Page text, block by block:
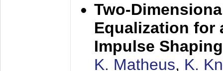
Two-
Equalization for
Impulse
K. Matheus, K.